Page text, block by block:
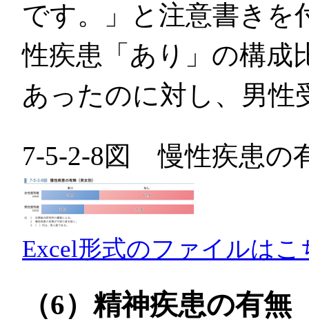
です。」と注意書きを
性疾患「あり」の構成
あったのに対し、男性
7-5-2-8図 慢性疾患の
Excel形式のファイルはこ
（6）精神疾患の有無